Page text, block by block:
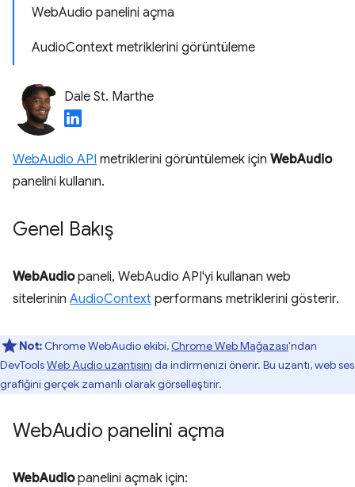
WebAudio panelini açma
AudioContext metriklerini görüntüleme
Dale St. Marthe
WebAudio API metriklerini görüntülemek için WebAudio
panelini kullanın.
Genel Bakış
WebAudiopaneli, WebAudio API'yi kullanan web
sitelerinin AudioContext performans metriklerini gösterir.
Not: Chrome WebAudio ekibi, Chrome Web Mağazası'ndan
DevToolsWeb Audio uzantısını da indirmenizi önerir. Bu uzantı, web ses
grafiğini gerçek zamanlı olarak görselleştirir.
WebAudio panelini açma
WebAudiopanelini açmak için: